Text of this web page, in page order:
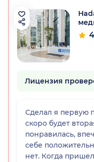
Лицензия
Сделал я первую
скоро будет
понравилась,
себе
нет. Когда пришел на прививку, там было